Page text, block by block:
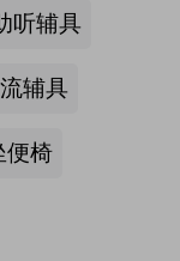
听辅具
辅具
便椅
2026-07-13
持续推进老年
——中国医养融